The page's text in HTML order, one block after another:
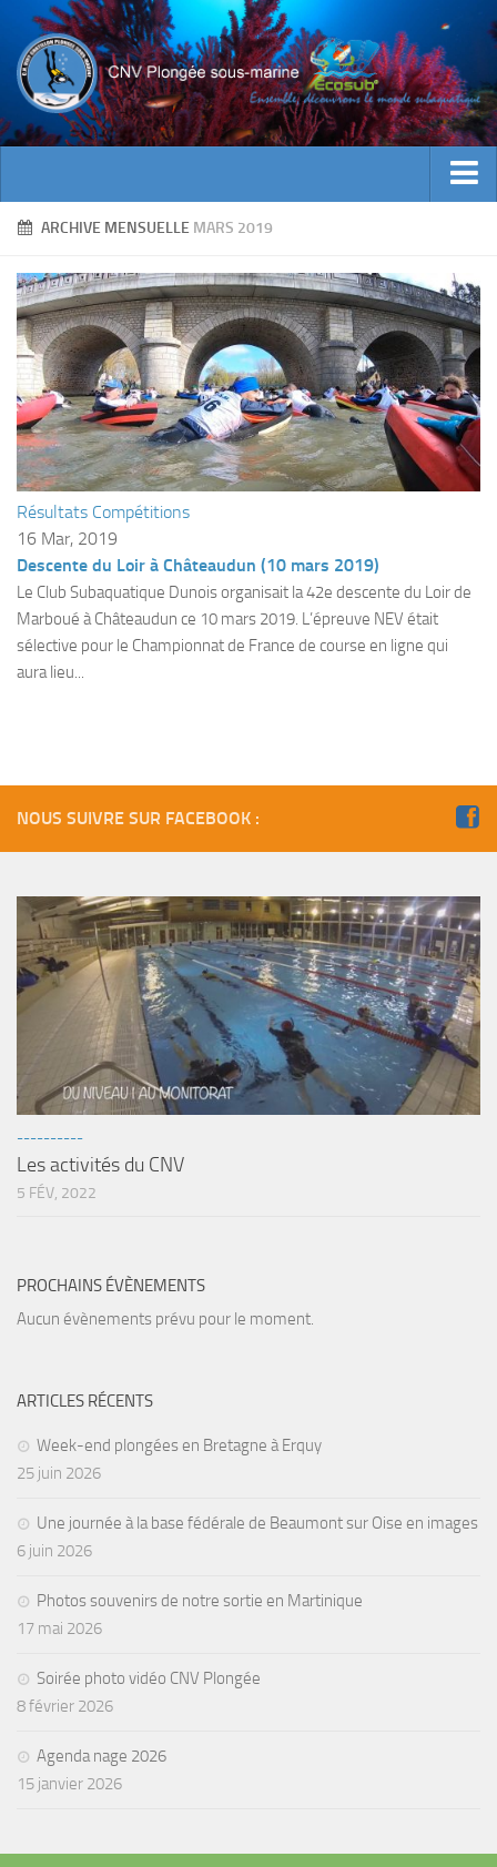
ACTUALITES
INFOS CNV
Bienvenue
Contacts
Documents utiles
Encadrement
Historique
Plouf
ECOLE DE PLONGEE
Formations
Jeune plongeur
Maintien des acquis
Guide de palanquée N4
Moniteur Fédéral
Organisation
Responsables
Fosse
Sorties techniques
APNEE
Sorties 2026
Sorties 2025
Sorties 2018
Sorties 2016
Sorties 2014
BIO SUB
Environnement et Biologie Sub
Formations
Lac Merveilleux
AUDIOVISUEL
ARCHIVE MENSUELLE MARS 2019
Résultats Compétitions
16 Mar, 2019
Descente du Loir à Châteaudun (10 mars 2019)
Le Club Subaquatique Dunois organisait la 42e descente du Loir de
Marboué à Châteaudun ce 10 mars 2019. L’épreuve NEV était
sélective pour le Championnat de France de course en ligne qui
aura lieu...
NOUS SUIVRE SUR FACEBOOK :
----------
Les activités du CNV
5 FÉV, 2022
PROCHAINS ÉVÈNEMENTS
Aucun évènements prévu pour le moment.
ARTICLES RÉCENTS
Week-end plongées en Bretagne à Erquy
25 juin 2026
Une journée à la base fédérale de Beaumont sur Oise en images
6 juin 2026
Photos souvenirs de notre sortie en Martinique
17 mai 2026
Soirée photo vidéo CNV Plongée
8 février 2026
Agenda nage 2026
15 janvier 2026